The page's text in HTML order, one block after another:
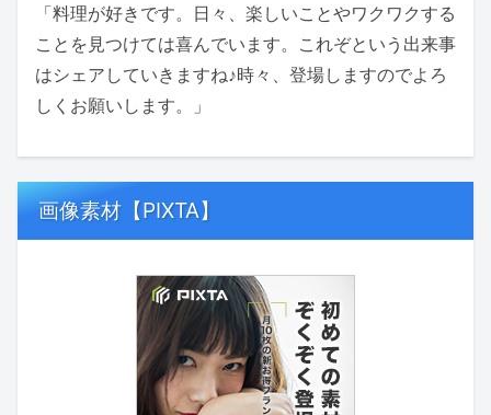
「料理が好きです。日々、楽しいことやワクワクする
ことを見つけては喜んでいます。これぞという出来事
はシェアしていきますね♪時々、登場しますのでよろ
しくお願いします。」
画像素材【PIXTA】